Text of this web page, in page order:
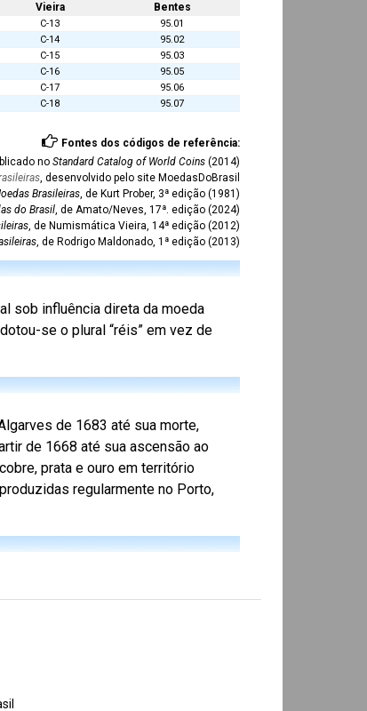
Vieira Bentes
C-13
95.01
C-14
95.02
C-15
95.03
C-16
95.05
C-17
95.06
C-18 95.07
Fontes dos códigos de referência:
no Standard Catalog of World Coins (2014)
, desenvolvido pelo site MoedasDoBrasil
Brasileiras, de Kurt Prober, 3ª edição (1981)
do Brasil, de Amato/Neves, 17ª. edição (2024)
, de Numismática Vieira, 14ª edição (2012)
, de Rodrigo Maldonado, 1ª edição (2013)
sob influência direta da moeda
se o plural “réis” em vez de
de 1683 até sua morte,
de 1668 até sua ascensão ao
prata e ouro em território
regularmente no Porto,